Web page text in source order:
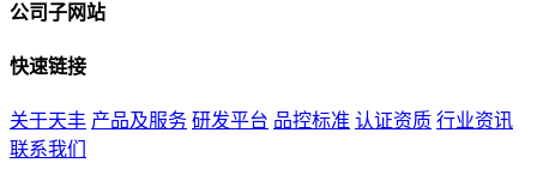
公司子网站
快速链接
关于天丰 产品及服务 研发平台 品控标准 认证资质 行业资讯
联系我们